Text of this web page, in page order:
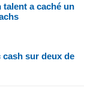
talent a caché un
sur deux de